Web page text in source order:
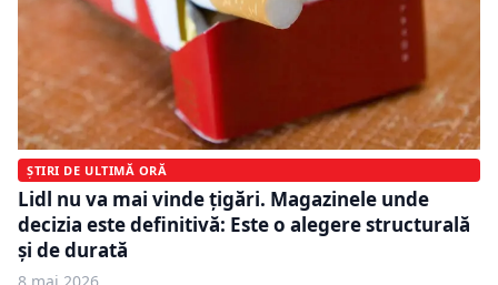
ȘTIRI DE ULTIMĂ ORĂ
Lidl nu va mai vinde țigări. Magazinele unde
decizia este definitivă: Este o alegere structurală
și de durată